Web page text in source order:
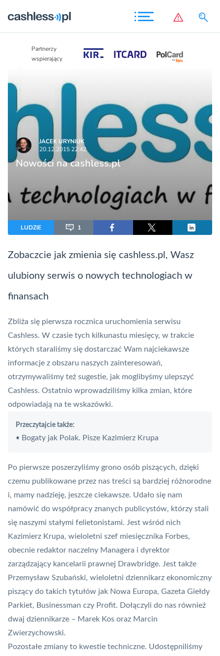
Partnerzy
wspierający
JACEK URYNIUK
20.12.2015 22:42
Nowości na cashless.pl
LUDZIE 1
Zobaczcie jak zmienia się cashless.pl, Wasz
ulubiony serwis o nowych technologiach w
finansach
Zbliża się pierwsza rocznica uruchomienia serwisu
Cashless. W czasie tych kilkunastu miesięcy, w trakcie
których staraliśmy się dostarczać Wam najciekawsze
informacje z obszaru naszych zainteresowań,
otrzymywaliśmy też sugestie, jak moglibyśmy ulepszyć
Cashless. Ostatnio wprowadziliśmy kilka zmian, które
odpowiadają na te wskazówki.
Przeczytajcie także:
• Bogaty jak Polak. Pisze Kazimierz Krupa
Po pierwsze poszerzyliśmy grono osób piszących, dzięki
czemu publikowane przez nas treści są bardziej różnorodne
i, mamy nadzieję, jeszcze ciekawsze. Udało się nam
namówić do współpracy znanych publicystów, którzy stali
się naszymi stałymi felietonistami. Jest wśród nich
Kazimierz Krupa, wieloletni szef miesięcznika Forbes,
obecnie redaktor naczelny Managera i dyrektor
zarządzający kancelarii prawnej Drawbridge. Jest także
Przemysław Szubański, wieloletni dziennikarz ekonomiczny
piszący do takich tytułów jak Nowa Europa, Gazeta Giełdy
Parkiet, Businessman czy Profit. Dołączyli do nas również
dwaj dziennikarze – Marek Kos oraz Marcin
Zwierzychowski.
Pozostałe zmiany to kwestie techniczne. Udostępniliśmy